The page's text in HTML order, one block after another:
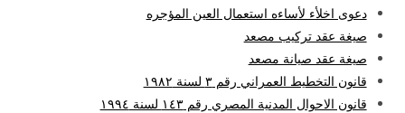
دعوى اخلأء لأساءه استعمال العين المؤجره
صيغة عقد تركيب مصعد
صيغة عقد صيانة مصعد
قانون التخطيط العمراني رقم ۳ لسنة ۱۹۸۲
قانون الاحوال المدنية المصري رقم ۱٤۳ لسنة ۱۹۹٤